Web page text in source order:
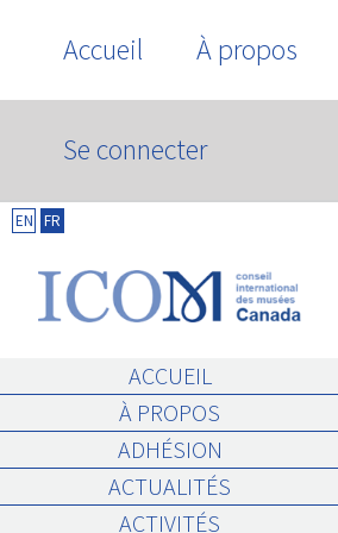
Accueil À propos
Se connecter
HISTOIRES UNIVERSELLES
EN FR
ACCUEIL
À PROPOS
ADHÉSION
ACTUALITÉS
ACTIVITÉS